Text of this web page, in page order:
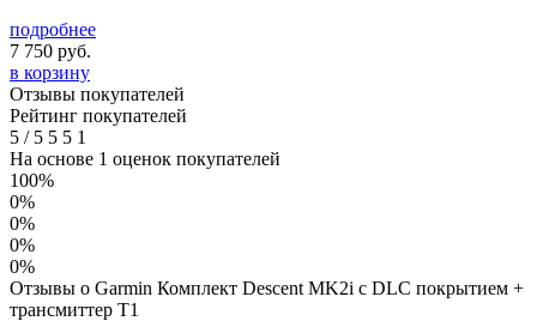
подробнее
7 750 руб.
в корзину
Отзывы покупателей
Рейтинг покупателей
5 /5 5 5 1
На основе 1 оценок покупателей
100%
0%
0%
0%
0%
Отзывы о Garmin Комплект Descent MK2i с DLC покрытием +
трансмиттер T1